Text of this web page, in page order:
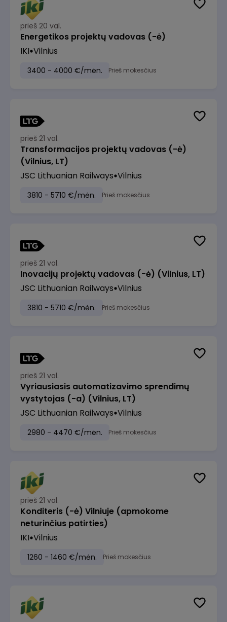
prieš 20 val.
Energetikos projektų vadovas (-ė)
IKI Vilnius
3400 - 4000 €/mėn. Prieš mokesčius
prieš 21 val.
Transformacijos projektų vadovas (-ė)
(Vilnius, LT)
JSC Lithuanian Railways Vilnius
3810 - 5710 €/mėn. Prieš mokesčius
prieš 21 val.
Inovacijų projektų vadovas (-ė) (Vilnius, LT)
JSC Lithuanian Railways Vilnius
3810 - 5710 €/mėn. Prieš mokesčius
prieš 21 val.
Vyriausiasis automatizavimo sprendimų
vystytojas (-a) (Vilnius, LT)
JSC Lithuanian Railways Vilnius
2980 - 4470 €/mėn. Prieš mokesčius
prieš 21 val.
Konditeris (-ė) Vilniuje (apmokome
neturinčius patirties)
IKI Vilnius
1260 - 1460 €/mėn. Prieš mokesčius